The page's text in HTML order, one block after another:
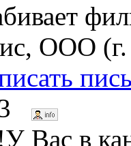
ООО
Вас в